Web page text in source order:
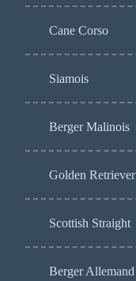
Cane Corso
Siamois
Berger Malinois
Golden Retriever
Scottish Straight
Berger Allemand